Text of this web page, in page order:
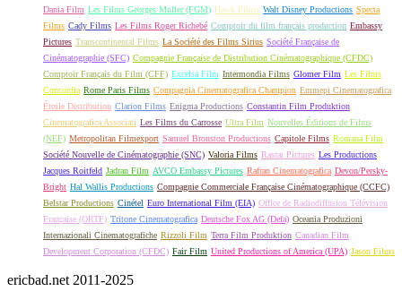
Dania Film Les Films Georges Muller (FGM) Hawk Films Walt Disney Productions Specta
Films Cady Films Les Films Roger Richebé Comptoir du film français production Embassy
Pictures Transcontinental Films La Société des Films Sirius Société Française de
Cinématographie (SFC) Compagnie Française de Distribution Cinématographique (CFDC)
Comptoir Français du Film (CFF) Excelsa Film Intermondia Films Glomer Film Les Films
Concordia Rome Paris Films Compagnia Cinematografica Champion Emmepi Cinematografica
Étoile Distribution Clarion Films Enigma Productions Constantin Film Produktion
Cinematografica Associati Les Films du Carrosse Ultra Film Nouvelles Éditions de Films
(NEF) Metropolitan Filmexport Samuel Bronston Productions Capitole Films Romana Film
Société Nouvelle de Cinématographie (SNC) Valoria Films Rastar Pictures Les Productions
Jacques Roitfeld Jadran Film AVCO Embassy Pictures Rafran Cinematografica Devon/Persky-
Bright Hal Wallis Productions Compagnie Commerciale Française Cinématographique (CCFC)
Belstar Productions Cinétel Euro International Film (EIA) Office de Radiodiffusion Télévision
Française (ORTF) Tritone Cinematografica Deutsche Fox AG (Defa) Oceania Produzioni
Internazionali Cinematografiche Rizzoli Film Terra Film Produktion Canadian Film
Development Corporation (CFDC) Fair Film United Productions of America (UPA) Jason Films
ericbad.net 2011-2025